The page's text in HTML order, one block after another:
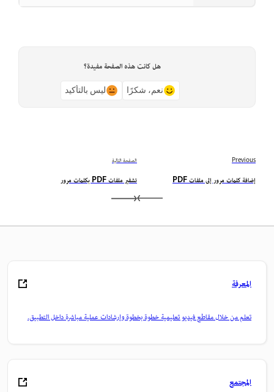
هل كانت هذه الصفحة مفيدة؟
نعم، شكرًا ليس بالتأكيد
Previous
إضافة كلمات مرور إلى ملفات PDF
الصفحة التالية
تشفير ملفات PDF بكلمات مرور
المعرفة
تعلم من خلال مقاطع فيديو تعليمية خطوة بخطوة وإرشادات عملية مباشرة داخل التطبيق.
المجتمع